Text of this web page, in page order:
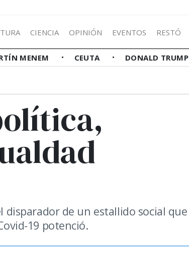
CIENCIA OPINIÓN EVENTOS RESTÓ
MENEM CEUTA DONALD TRUMP
de un estallido social que
19 potenció.